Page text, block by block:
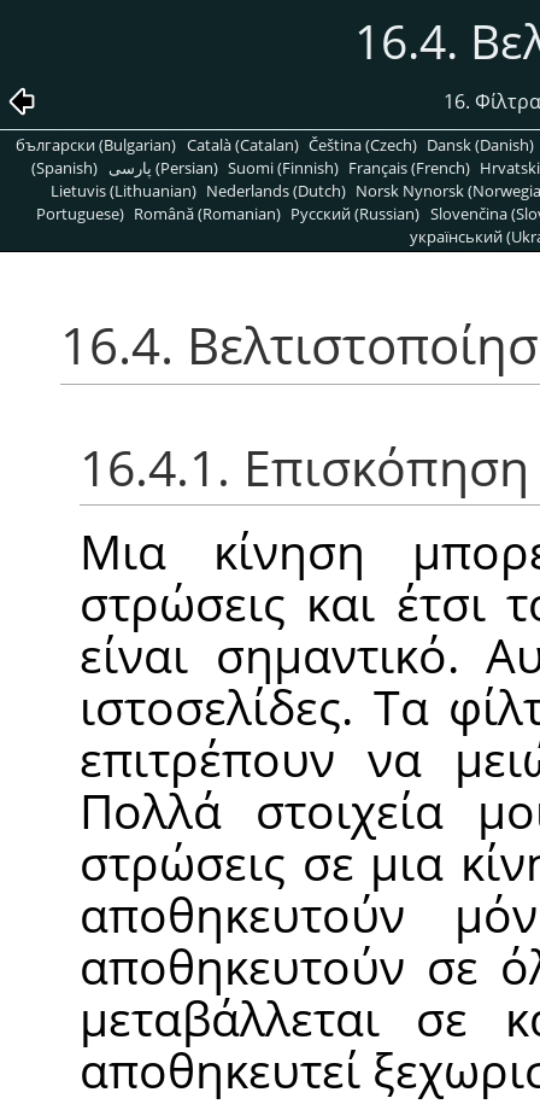
16.4.
16.
български (Bulgarian) Català (Catalan) Čeština (Czech) Dansk (Danish)
(Spanish)
پارسی (Persian) Suomi (Finnish) Français (French)
Lietuvis (Lithuanian) Nederlands (Dutch) Norsk Nynorsk
Portuguese) Română (Romanian) Pусский (Russian) Slovenčina
український
16.4.
16.4.1. Επισκόπηση
Μια κίνηση
στρώσεις και έτσι
είναι σημαντικό.
ιστοσελίδες. Τα
επιτρέπουν να
Πολλά στοιχεία
στρώσεις σε μια
αποθηκευτούν
αποθηκευτούν σε
μεταβάλλεται σε
αποθηκευτεί